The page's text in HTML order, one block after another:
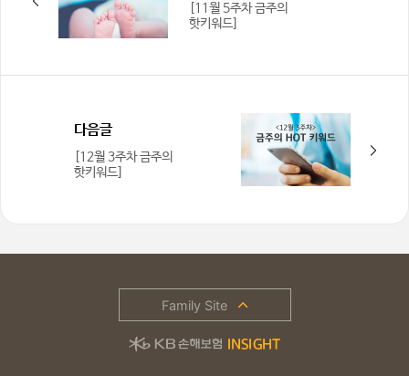
[11월 5주차 금주의
핫키워드]
다음글
[12월 3주차 금주의
핫키워드]
Family Site